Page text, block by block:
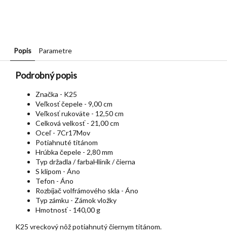
Popis Parametre
Podrobný popis
Značka - K25
Veľkosť čepele - 9,00 cm
Veľkosť rukoväte - 12,50 cm
Celková velkosť - 21,00 cm
Oceľ - 7Cr17Mov
Potiahnuté titánom
Hrúbka čepele - 2,80 mm
Typ držadla / farbaHliník / čierna
S klipom - Áno
Tefon - Áno
Rozbíjač volfrámového skla - Áno
Typ zámku - Zámok vložky
Hmotnosť - 140,00 g
K25 vreckový nôž potiahnutý čiernym titánom.